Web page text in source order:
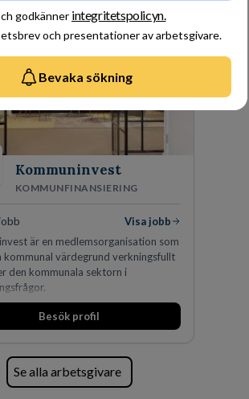
godkänner integritetspolicyn.
och presentationer av arbetsgivare.
Bevaka sökning
Kommuninvest
KOMMUNFINANSIERING
Visa jobb
är en medlemsorganisation som
kommunal värdegrund verkningsfullt
den kommunala sektorn i
Besök profil
Se alla arbetsgivare